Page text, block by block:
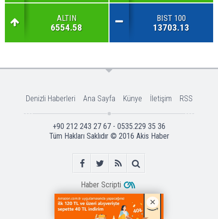
ALTIN
6554.58
BIST 100
13703.13
Denizli Haberleri Ana Sayfa Künye İletişim RSS
+90 212 243 27 67 - 0535.229 35 36
Tüm Hakları Saklıdır © 2016 Akis Haber
Haber Scripti